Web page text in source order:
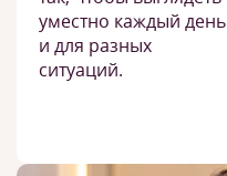
уместно каждый день
и для разных
ситуаций.